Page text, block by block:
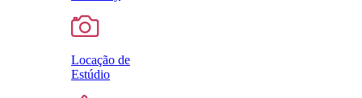
Locação de
Estúdio